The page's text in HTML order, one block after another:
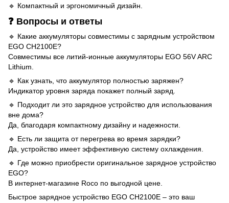
🔹 Компактный и эргономичный дизайн.
❓ Вопросы и ответы
🔹 Какие аккумуляторы совместимы с зарядным устройством
EGO CH2100E?
Совместимы все литий-ионные аккумуляторы EGO 56V ARC
Lithium.
🔹 Как узнать, что аккумулятор полностью заряжен?
Индикатор уровня заряда покажет полный заряд.
🔹 Подходит ли это зарядное устройство для использования
вне дома?
Да, благодаря компактному дизайну и надежности.
🔹 Есть ли защита от перегрева во время зарядки?
Да, устройство имеет эффективную систему охлаждения.
🔹 Где можно приобрести оригинальное зарядное устройство
EGO?
В интернет-магазине Roco по выгодной цене.
Быстрое зарядное устройство EGO CH2100E – это ваш